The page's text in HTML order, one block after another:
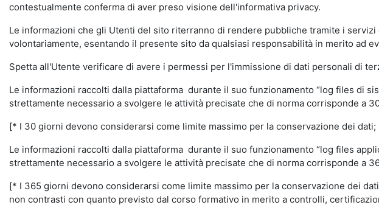
contestualmente conferma di aver preso visione dell'informativa privacy.
Le informazioni che gli Utenti del sito riterranno di rendere pubbliche tramite i
volontariamente, esentando il presente sito da qualsiasi responsabilità in merito ad
Spetta all'Utente verificare di avere i permessi per l'immissione di dati personali di
Le informazioni raccolti dalla piattaforma durante il suo funzionamento “log files di
strettamente necessario a svolgere le attività precisate che di norma corrisponde a
[* I 30 giorni devono considerarsi come limite massimo per la conservazione dei
Le informazioni raccolti dalla piattaforma durante il suo funzionamento “log files
strettamente necessario a svolgere le attività precisate che di norma corrisponde a
[* I 365 giorni devono considerarsi come limite massimo per la conservazione dei
non contrasti con quanto previsto dal corso formativo in merito a controlli,